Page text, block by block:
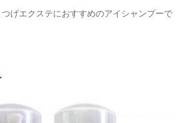
げエクステにおすすめのアイシャンプーで